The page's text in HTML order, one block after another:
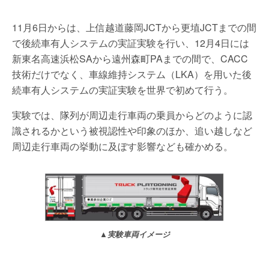
11月6日からは、上信越道藤岡JCTから更埴JCTまでの間
で後続車有人システムの実証実験を行い、12月4日には
新東名高速浜松SAから遠州森町PAまでの間で、CACC
技術だけでなく、車線維持システム（LKA）を用いた後
続車有人システムの実証実験を世界で初めて行う。
実験では、隊列が周辺走行車両の乗員からどのように認
識されるかという被視認性や印象のほか、追い越しなど
周辺走行車両の挙動に及ぼす影響なども確かめる。
▲実験車両イメージ